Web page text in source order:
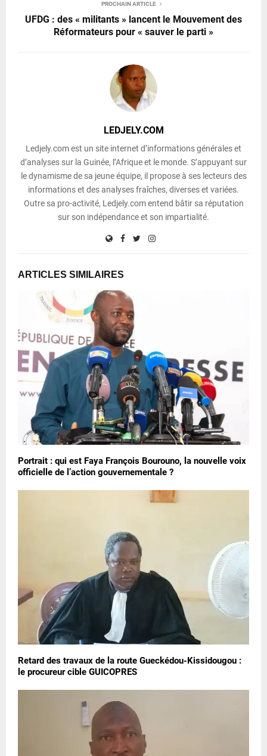
PROCHAIN ARTICLE
UFDG : des « militants » lancent le Mouvement des
Réformateurs pour « sauver le parti »
LEDJELY.COM
Ledjely.com est un site internet d’informations générales et
d’analyses sur la Guinée, l’Afrique et le monde. S’appuyant sur
le dynamisme de sa jeune équipe, il propose à ses lecteurs des
informations et des analyses fraîches, diverses et variées.
Outre sa pro-activité, Ledjely.com entend bâtir sa réputation
sur son indépendance et son impartialité.
ARTICLES SIMILAIRES
Portrait : qui est Faya François Bourouno, la nouvelle voix
officielle de l’action gouvernementale ?
Retard des travaux de la route Gueckédou-Kissidougou :
le procureur cible GUICOPRES